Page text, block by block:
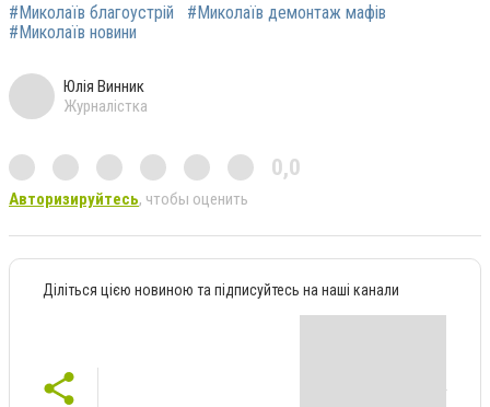
#Миколаїв благоустрій
#Миколаїв демонтаж мафів
#Миколаїв новини
Юлія Винник
Журналістка
0,0
Авторизируйтесь, чтобы оценить
Діліться цією новиною та підписуйтесь на наші канали